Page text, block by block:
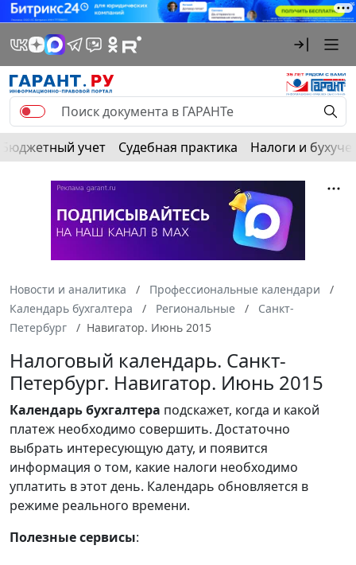
Бюджетный учет Судебная практика Налоги и
Новости и аналитика
Профессиональные календари
Календарь бухгалтера
Региональные
Санкт-
Петербург
Навигатор. Июнь 2015
Налоговый календарь. Санкт-
Петербург. Навигатор. Июнь 2015
Календарьбухгалтера подскажет, когда и какой
платеж необходимо совершить. Достаточно
выбрать интересующую дату, и появится
информация о том, какие налоги необходимо
уплатить в этот день. Календарь обновляется в
режиме реального времени.
Полезные сервисы: